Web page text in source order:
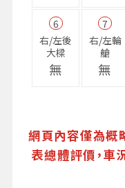
6
右/左後
大樑
無
7
右/左輪
艙
無
網頁內容僅為概
表總體評價，車